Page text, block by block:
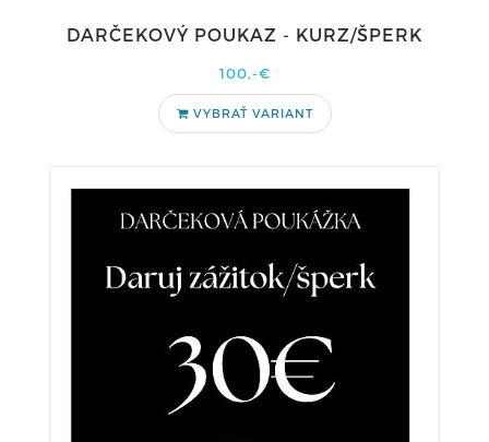
DARČEKOVÝ POUKAZ - KURZ/ŠPERK
100,-€
VYBRAŤ VARIANT